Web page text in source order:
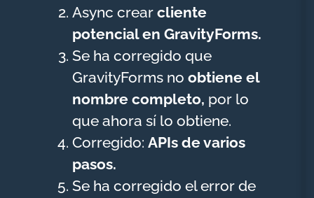
Async crear cliente
potencial en GravityForms.
Se ha corregido que
GravityForms no obtiene el
nombre completo, por lo
que ahora sí lo obtiene.
Corregido: APIs de varios
pasos.
Se ha corregido el error de